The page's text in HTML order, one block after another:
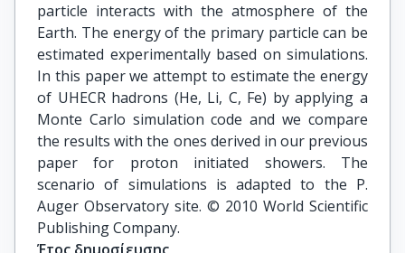
particle interacts with the atmosphere of the
Earth. The energy of the primary particle can be
estimated experimentally based on simulations.
In this paper we attempt to estimate the energy
of UHECR hadrons (He, Li, C, Fe) by applying a
Monte Carlo simulation code and we compare
the results with the ones derived in our previous
paper for proton initiated showers. The
scenario of simulations is adapted to the P.
Auger Observatory site. © 2010 World Scientific
Publishing Company.